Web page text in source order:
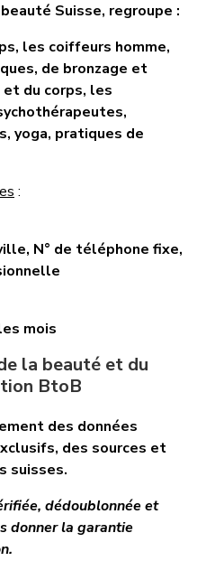
Suisse, regroupe :
les coiffeurs homme,
de bronzage et
du corps, les
yoga, pratiques de
:
N° de téléphone fixe,
mois
la beauté et du
BtoB
des données
des sources et
suisses.
dédoublonnée et
donner la garantie